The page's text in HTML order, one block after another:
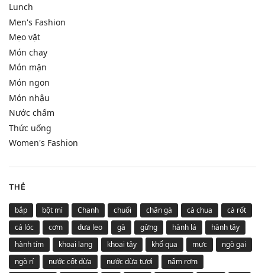
Lunch
Men's Fashion
Mẹo vặt
Món chay
Món mặn
Món ngon
Món nhậu
Nước chấm
Thức uống
Women's Fashion
THẺ
bắp bột mì Chanh chuối chân gà cà chua
cà rốt
cá lóc
cơm dưa leo gà gừng hành lá
hành tây
hành tím
khoai lang khoai tây khổ qua mực
ngò gai
ngò rí
nước cốt dừa nước dừa tươi
nấm rơm